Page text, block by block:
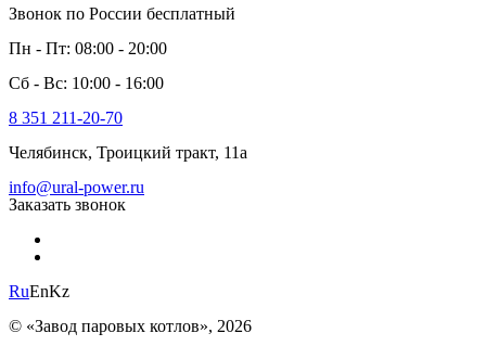
Звонок по России бесплатный
Пн - Пт: 08:00 - 20:00
Сб - Вс: 10:00 - 16:00
8 351 211-20-70
Челябинск, Троицкий тракт, 11а
info@ural-power.ru
Заказать звонок
RuEnKz
© «Завод паровых котлов», 2026